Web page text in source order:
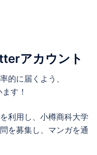
アカウント
的に届くよう、
す！
利用し、小樽商科大学
を募集し、マンガを通